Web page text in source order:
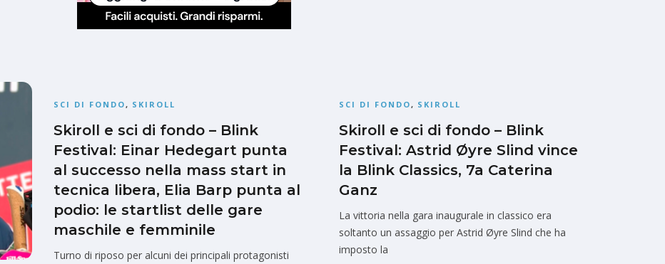
SCI DI FONDO, SKIROLL
Skiroll e sci di fondo – Blink
Festival: Einar Hedegart punta
al successo nella mass start in
tecnica libera, Elia Barp punta al
podio: le startlist delle gare
maschile e femminile
Turno di riposo per alcuni dei principali protagonisti
SCI DI FONDO, SKIROLL
Skiroll e sci di fondo – Blink
Festival: Astrid Øyre Slind vince
la Blink Classics, 7a Caterina
Ganz
La vittoria nella gara inaugurale in classico era
soltanto un assaggio per Astrid Øyre Slind che ha
imposto la